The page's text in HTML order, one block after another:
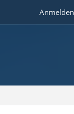
Anmelden